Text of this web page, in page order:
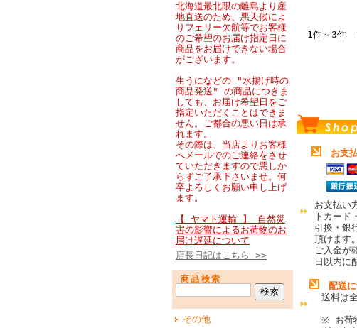
北海道最北限の離島より産
地直送のため、悪天候によ
りフェリー欠航等でお客様
のご希望のお届け指定日に
商品をお届けできない場合
がございます。
生うになどの "水揚げ時の
商品発送" の商品につきま
しても、お届け希望日をご
指定いただくことはできま
せん。ご都合の悪い日は承
れます。
その際は、当店よりお客様
へメールでのご連絡をさせ
ていただきますので悪しか
らずご了承下さいませ。何
卒よろしくお願い申し上げ
ます。
【 ヤマト運輸 】 自然災
害の影響によるお荷物のお
届け遅延について
店長日記はこちら >>
商品検索
その他
1件～3件
お支
お支払い
トカード
引換・銀
頂けます。
ご入金が
日以内に
配送に
送料は
※ お荷